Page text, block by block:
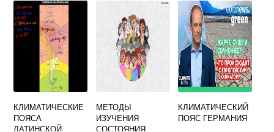
КЛИМАТИЧЕСКИЕ
ПОЯСА
ЛАТИНСКОЙ
МЕТОДЫ
ИЗУЧЕНИЯ
СОСТОЯНИЯ
КЛИМАТИЧЕСКИЙ
ПОЯС ГЕРМАНИЯ